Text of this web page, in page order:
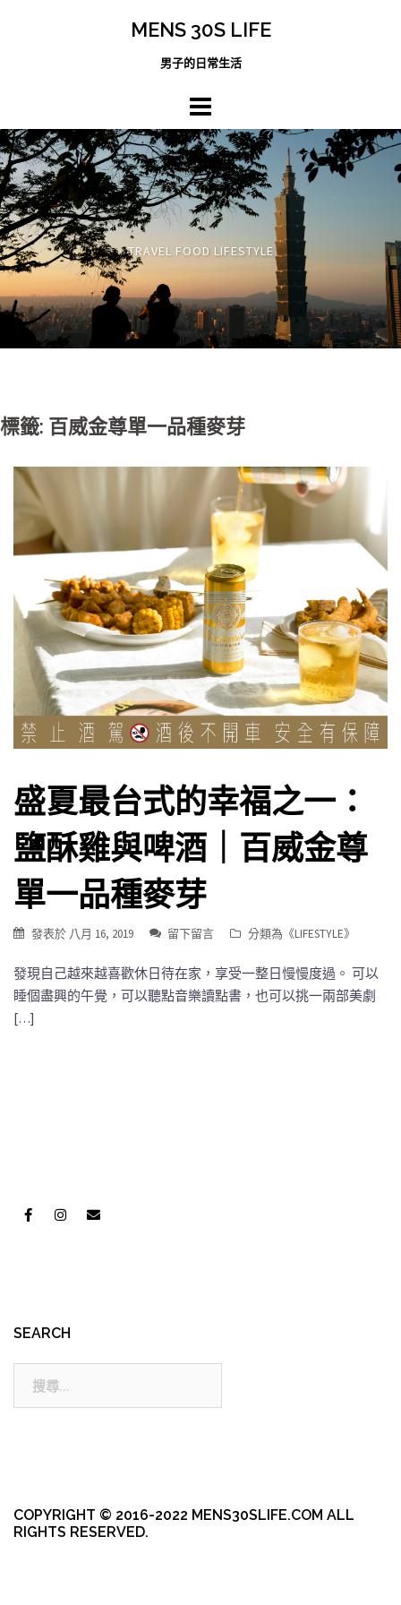
MENS 30S LIFE
男子的日常生活
TRAVEL FOOD LIFESTYLE
標籤: 百威金尊單一品種麥芽
盛夏最台式的幸福之一：
鹽酥雞與啤酒｜百威金尊
單一品種麥芽
發表於 八月 16, 2019 留下留言 分類為《LIFESTYLE》
發現自己越來越喜歡休日待在家，享受一整日慢慢度過。 可以
睡個盡興的午覺，可以聽點音樂讀點書，也可以挑一兩部美劇
[…]
SEARCH
COPYRIGHT © 2016-2022 MENS30SLIFE.COM ALL
RIGHTS RESERVED.